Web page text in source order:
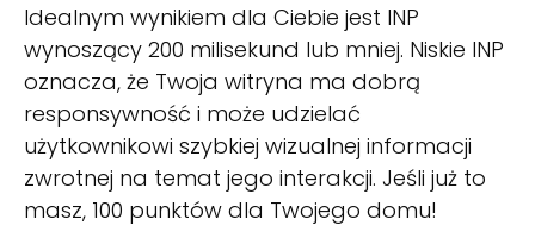
Idealnym wynikiem dla Ciebie jest INP
wynoszący 200 milisekund lub mniej. Niskie INP
oznacza, że Twoja witryna ma dobrą
responsywność i może udzielać
użytkownikowi szybkiej wizualnej informacji
zwrotnej na temat jego interakcji. Jeśli już to
masz, 100 punktów dla Twojego domu!